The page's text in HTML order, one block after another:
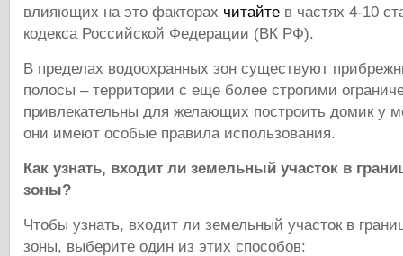
влияющих на это факторах читайте в частях 4-10
кодекса Российской Федерации (ВК РФ).
В пределах водоохранных зон существуют
полосы – территории с еще более строгими
привлекательны для желающих построить домик у
они имеют особые правила использования.
Как узнать, входит ли земельный участок в
зоны?
Чтобы узнать, входит ли земельный участок в
зоны, выберите один из этих способов: